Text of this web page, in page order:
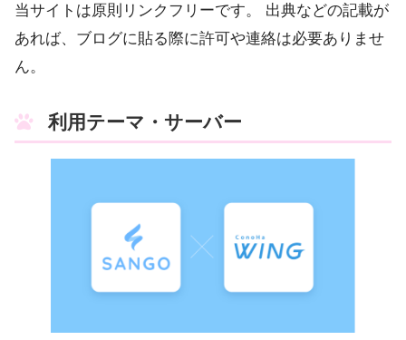
当サイトは原則リンクフリーです。 出典などの記載が
あれば、ブログに貼る際に許可や連絡は必要ありませ
ん。
利用テーマ・サーバー